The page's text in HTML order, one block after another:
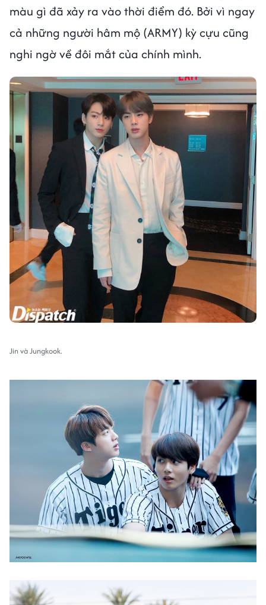
màu gì đã xảy ra vào thời điểm đó. Bởi vì ngay
cả những người hâm mộ (ARMY) kỳ cựu cũng
nghi ngờ về đôi mắt của chính mình.
Jin và Jungkook.